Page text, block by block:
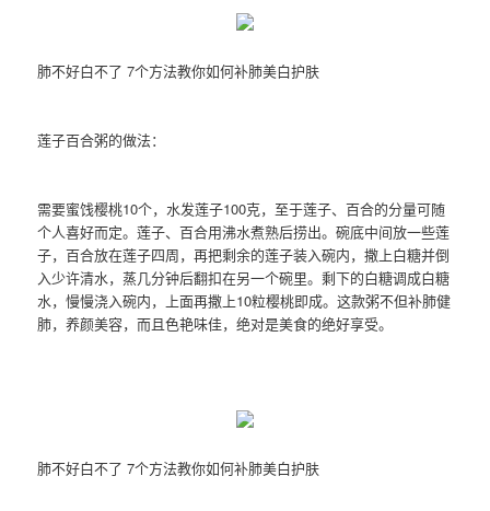
肺不好白不了 7个方法教你如何补肺美白护肤
莲子百合粥的做法：
需要蜜饯樱桃10个，水发莲子100克，至于莲子、百合的分量可随
个人喜好而定。莲子、百合用沸水煮熟后捞出。碗底中间放一些莲
子，百合放在莲子四周，再把剩余的莲子装入碗内，撒上白糖并倒
入少许清水，蒸几分钟后翻扣在另一个碗里。剩下的白糖调成白糖
水，慢慢浇入碗内，上面再撒上10粒樱桃即成。这款粥不但补肺健
肺，养颜美容，而且色艳味佳，绝对是美食的绝好享受。
肺不好白不了 7个方法教你如何补肺美白护肤